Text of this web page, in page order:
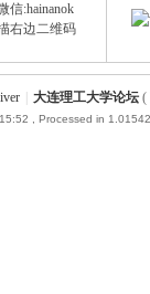
信:hainanok
右边二维码
大连理工大学论坛 (
, Processed in